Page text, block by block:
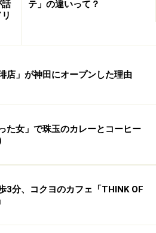
話
テ」の違いって？
店」が神田にオープンした理由
た女」で珠玉のカレーとコーヒー
3分、コクヨのカフェ「THINK OF